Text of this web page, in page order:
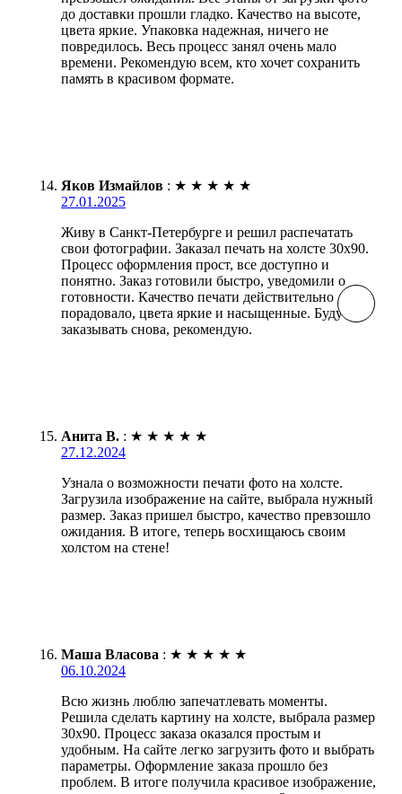
до доставки прошли гладко. Качество на высоте,
цвета яркие. Упаковка надежная, ничего не
повредилось. Весь процесс занял очень мало
времени. Рекомендую всем, кто хочет сохранить
память в красивом формате.
Яков Измайлов : ★ ★ ★ ★ ★
27.01.2025
Живу в Санкт-Петербурге и решил распечатать
свои фотографии. Заказал печать на холсте 30х90.
Процесс оформления прост, все доступно и
понятно. Заказ готовили быстро, уведомили о
готовности. Качество печати действительно
порадовало, цвета яркие и насыщенные. Буду
заказывать снова, рекомендую.
Анита В. : ★ ★ ★ ★ ★
27.12.2024
Узнала о возможности печати фото на холсте.
Загрузила изображение на сайте, выбрала нужный
размер. Заказ пришел быстро, качество превзошло
ожидания. В итоге, теперь восхищаюсь своим
холстом на стене!
Маша Власова : ★ ★ ★ ★ ★
06.10.2024
Всю жизнь люблю запечатлевать моменты.
Решила сделать картину на холсте, выбрала размер
30х90. Процесс заказа оказался простым и
удобным. На сайте легко загрузить фото и выбрать
параметры. Оформление заказа прошло без
проблем. В итоге получила красивое изображение,